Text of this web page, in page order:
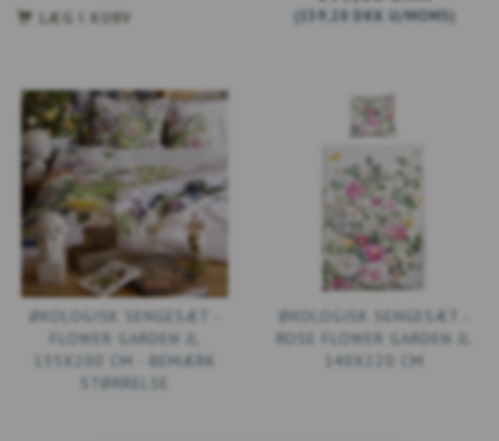
LÆG I KURV ( 159,20 DKK U/MOMS)
ØKOLOGISK SENGESÆT -
FLOWER GARDEN JL
135X200 CM - BEMÆRK
STØRRELSE
ØKOLOGISK SENGESÆT -
ROSE FLOWER GARDEN JL
140X220 CM